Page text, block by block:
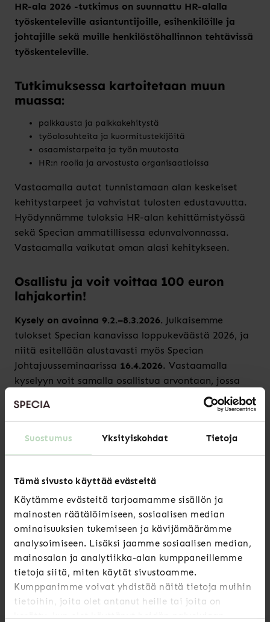
Suostumus Yksityiskohdat Tietoja
Tämä sivusto käyttää evästeitä
Käytämme evästeitä tarjoamamme sisällön ja
mainosten räätälöimiseen, sosiaalisen median
ominaisuuksien tukemiseen ja kävijämäärämme
analysoimiseen. Lisäksi jaamme sosiaalisen median,
mainosalan ja analytiikka-alan kumppaneillemme
tietoja siitä, miten käytät sivustoamme.
Kumppanimme voivat yhdistää näitä tietoja muihin
tietoihin, joita olet antanut heille tai joita on
kerätty, kun olet käyttänyt heidän palvelujaan.
HR-ala 2026 -tutkimus on suunnattu HR-alalla
työskenteleville asiantuntijoille, esihenkilöille ja
johtajille sekä muille henkilöstöhallinnon tehtävissä
työskenteleville.
Tutkimuksessa kartoitetaan muun
muassa:
palkkausta ja palkkakehitystä
työolosuhteita ja kuormitustekijöitä
osaamistarpeita ja työn muutosta
HR:n roolia ja arvostusta organisaatioissa
Vastaamalla autat tunnistamaan alan keskeiset
kehitystarpeet ja vahvistat tulosten edustavuutta.
Hyödynnämme tuloksia HR-alan kehittämistyössä
sekä Specian ammatillisessa edunvalvonnassa.
Vastaamalla vaikutat oman alasi kehitykseen.
Osallistu ja voit voittaa 100 euron
lahjakortin!
Kysely on avoinna 9.2.–8.3.2026. Julkaisemme
tulokset Specian kanavissa loppukeväästä 2026, ja
niitä esitellään alustavasti myös Specian
Johtajuusseminaarissa 16.4.2026. Vastaamalla
kyselyyn voit samalla osallistua arvontaan, jossa
arvomme kolme (3) kappaletta 100 euron arvoisia
S-ryhmän lahjakortteja. Yhteystietojasi ei yhdistetä
vastauksiin.
tutkimukseen! Lue lisää tutkimuksesta täältä.
VASTAA KYSELYYN
Lisätietoja tutkimukseen liittyen antaa
Hanna-Mari Koski, palvelupäällikkö
hanna-mari.koski@specia.fi